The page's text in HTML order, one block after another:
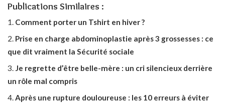
Publications Similaires :
Comment porter un Tshirt en hiver ?
Prise en charge abdominoplastie après 3 grossesses : ce
que dit vraiment la Sécurité sociale
Je regrette d’être belle-mère : un cri silencieux derrière
un rôle mal compris
Après une rupture douloureuse : les 10 erreurs à éviter